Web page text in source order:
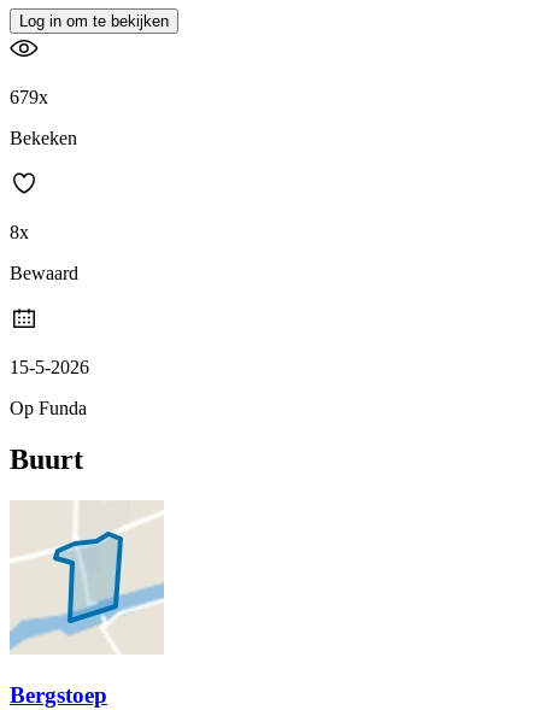
Log in om te bekijken
679x
Bekeken
8x
Bewaard
15-5-2026
Op Funda
Buurt
Bergstoep